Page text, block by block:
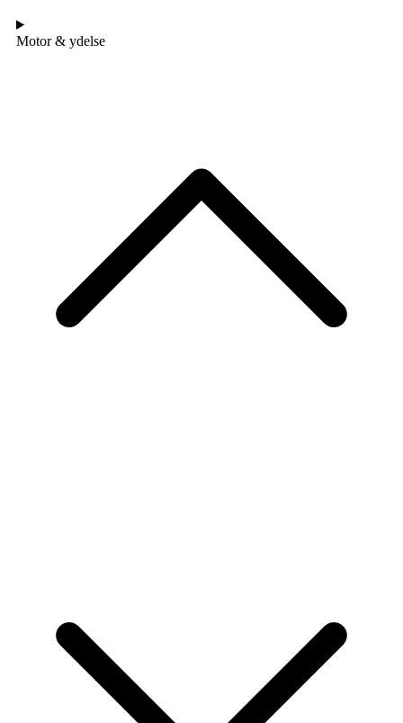
Motor & ydelse